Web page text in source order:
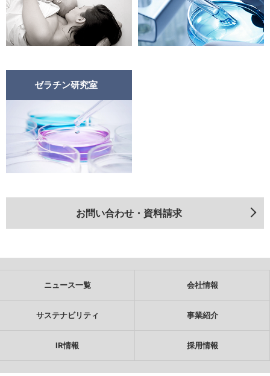
ゼラチン研究室
お問い合わせ・資料請求
ニュース一覧 会社情報
サステナビリティ 事業紹介
IR情報 採用情報